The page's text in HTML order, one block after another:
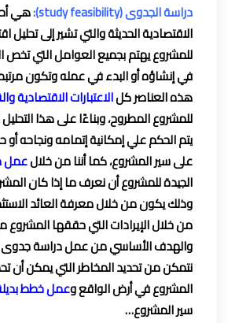
دراسة الجدوى (study feasibility):
هي
الاقتصادية الحديثة والتي تشير إلى
للمشروع يهتم بجميع العوامل التي تخص
في إنشاؤه أو البدء في عمله وتكون
هذه العناصر كلالاعتبارات الاقتصادية
للمشروع المطروح، وبناءًا على هذا
يتم الحكم علي إمكانية إتمامه ونجاحه
على سير المشروع، كما أننا من خلالعمل
الجيدة للمشروع أن نعرف ما إذا كان
وذلك يكون من خلال معرفة العائد
من خلال الإيرادات التي حققها المشروع
والهدف الأساسي من عمل دراسة
نتمكن من تحديد المخاطر التي يمكن أن
المشروع في أرض الواقع وعمل خطط
سير المشروع…